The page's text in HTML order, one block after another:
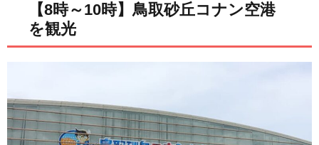
【8時～10時】鳥取砂丘コナン空港
を観光